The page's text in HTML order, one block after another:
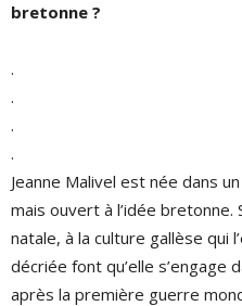
bretonne ?
.
.
.
.
Jeanne Malivel est née dans
mais ouvert à l’idée
natale, à la culture gallèse qui
décriée font qu’elle s’engage
après la première guerre